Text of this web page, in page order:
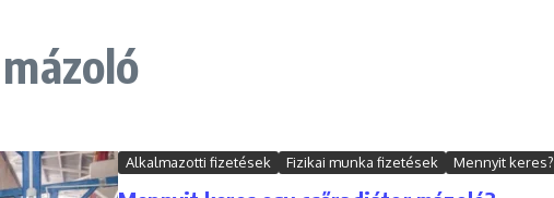
Alkalmazotti fizetések Fizikai munka fizetések Mennyit keres?